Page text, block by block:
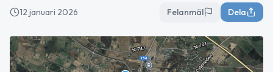
12 januari 2026 Felanmäl Dela